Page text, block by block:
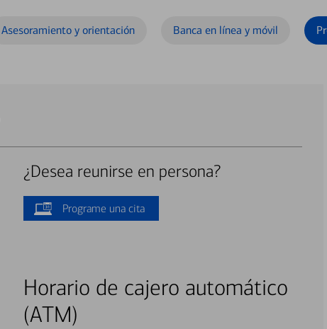
Asesoramiento y orientación Banca en línea y móvil
¿Desea reunirse en persona?
Programe una cita
Horario de cajero automático
(ATM)